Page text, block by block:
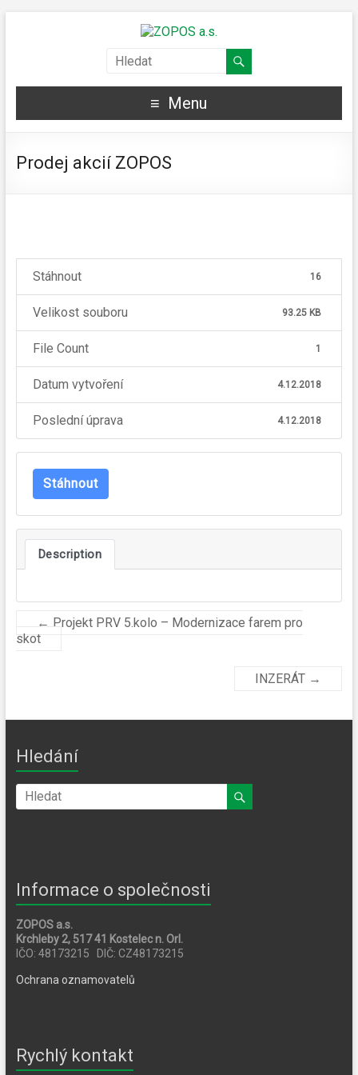
Menu
Prodej akcií ZOPOS
Stáhnout 16
Velikost souboru 93.25 KB
File Count 1
Datum vytvoření 4.12.2018
Poslední úprava 4.12.2018
Stáhnout
Description
← Projekt PRV 5.kolo – Modernizace farem pro
skot
INZERÁT →
Hledání
Informace o společnosti
ZOPOS a.s.
Krchleby 2, 517 41 Kostelec n. Orl.
IČO: 48173215 DIČ: CZ48173215
Ochrana oznamovatelů
Rychlý kontakt